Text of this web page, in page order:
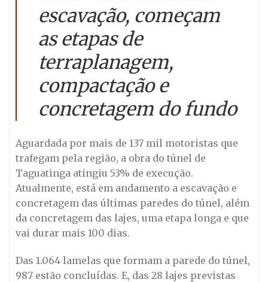
escavação, começam
as etapas de
terraplanagem,
compactação e
concretagem do fundo
Aguardada por mais de 137 mil motoristas que
trafegam pela região, a obra do túnel de
Taguatinga atingiu 53% de execução.
Atualmente, está em andamento a escavação e
concretagem das últimas paredes do túnel, além
da concretagem das lajes, uma etapa longa e que
vai durar mais 100 dias.
Das 1.064 lamelas que formam a parede do túnel,
987 estão concluídas. E, das 28 lajes previstas